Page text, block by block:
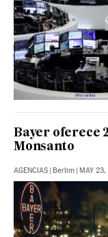
Bayer oferece
Monsanto
AGENCIAS | Berlim | MAY